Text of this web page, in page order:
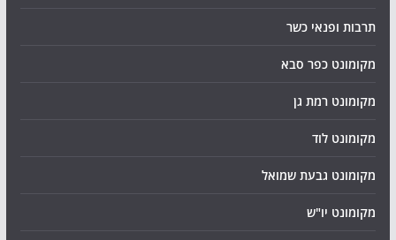
תרבות ופנאי כשר
מקומונט כפר סבא
מקומונט רמת גן
מקומונט לוד
מקומונט גבעת שמואל
מקומונט יו"ש